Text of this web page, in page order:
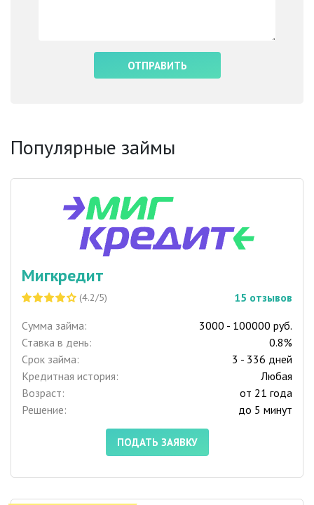
Популярные займы
Мигкредит
(4.2/5) 15 отзывов
Сумма займа:
3000 - 100000 руб.
Ставка в день:
0.8%
Срок займа:
3 - 336 дней
Кредитная история:
Любая
Возраст:
от 21 года
Решение:
до 5 минут
ПОДАТЬ ЗАЯВКУ